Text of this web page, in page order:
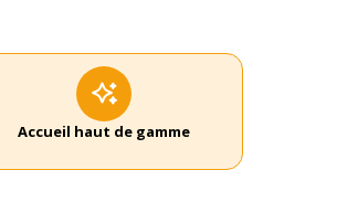
Accueil haut de gamme